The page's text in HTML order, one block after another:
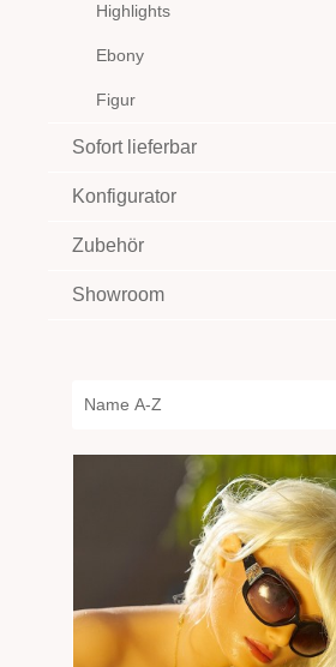
Highlights
Ebony
Figur
Sofort lieferbar
Konfigurator
Zubehör
Showroom